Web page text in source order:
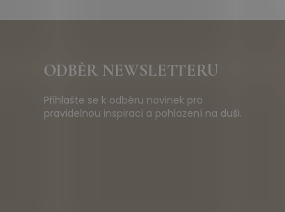
ODBĚR NEWSLETTERU
Přihlašte se k odběru novinek pro
pravidelnou inspiraci a pohlazení na duši.